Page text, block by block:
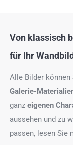
Von klassisch
für Ihr
Alle Bilder können
Galerie-
ganz eigenen
aussehen und zu
passen, lesen Sie